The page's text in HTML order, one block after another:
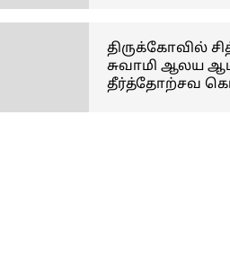
திருக்கோவில்
சுவாமி ஆலய
தீர்த்தோற்சவ